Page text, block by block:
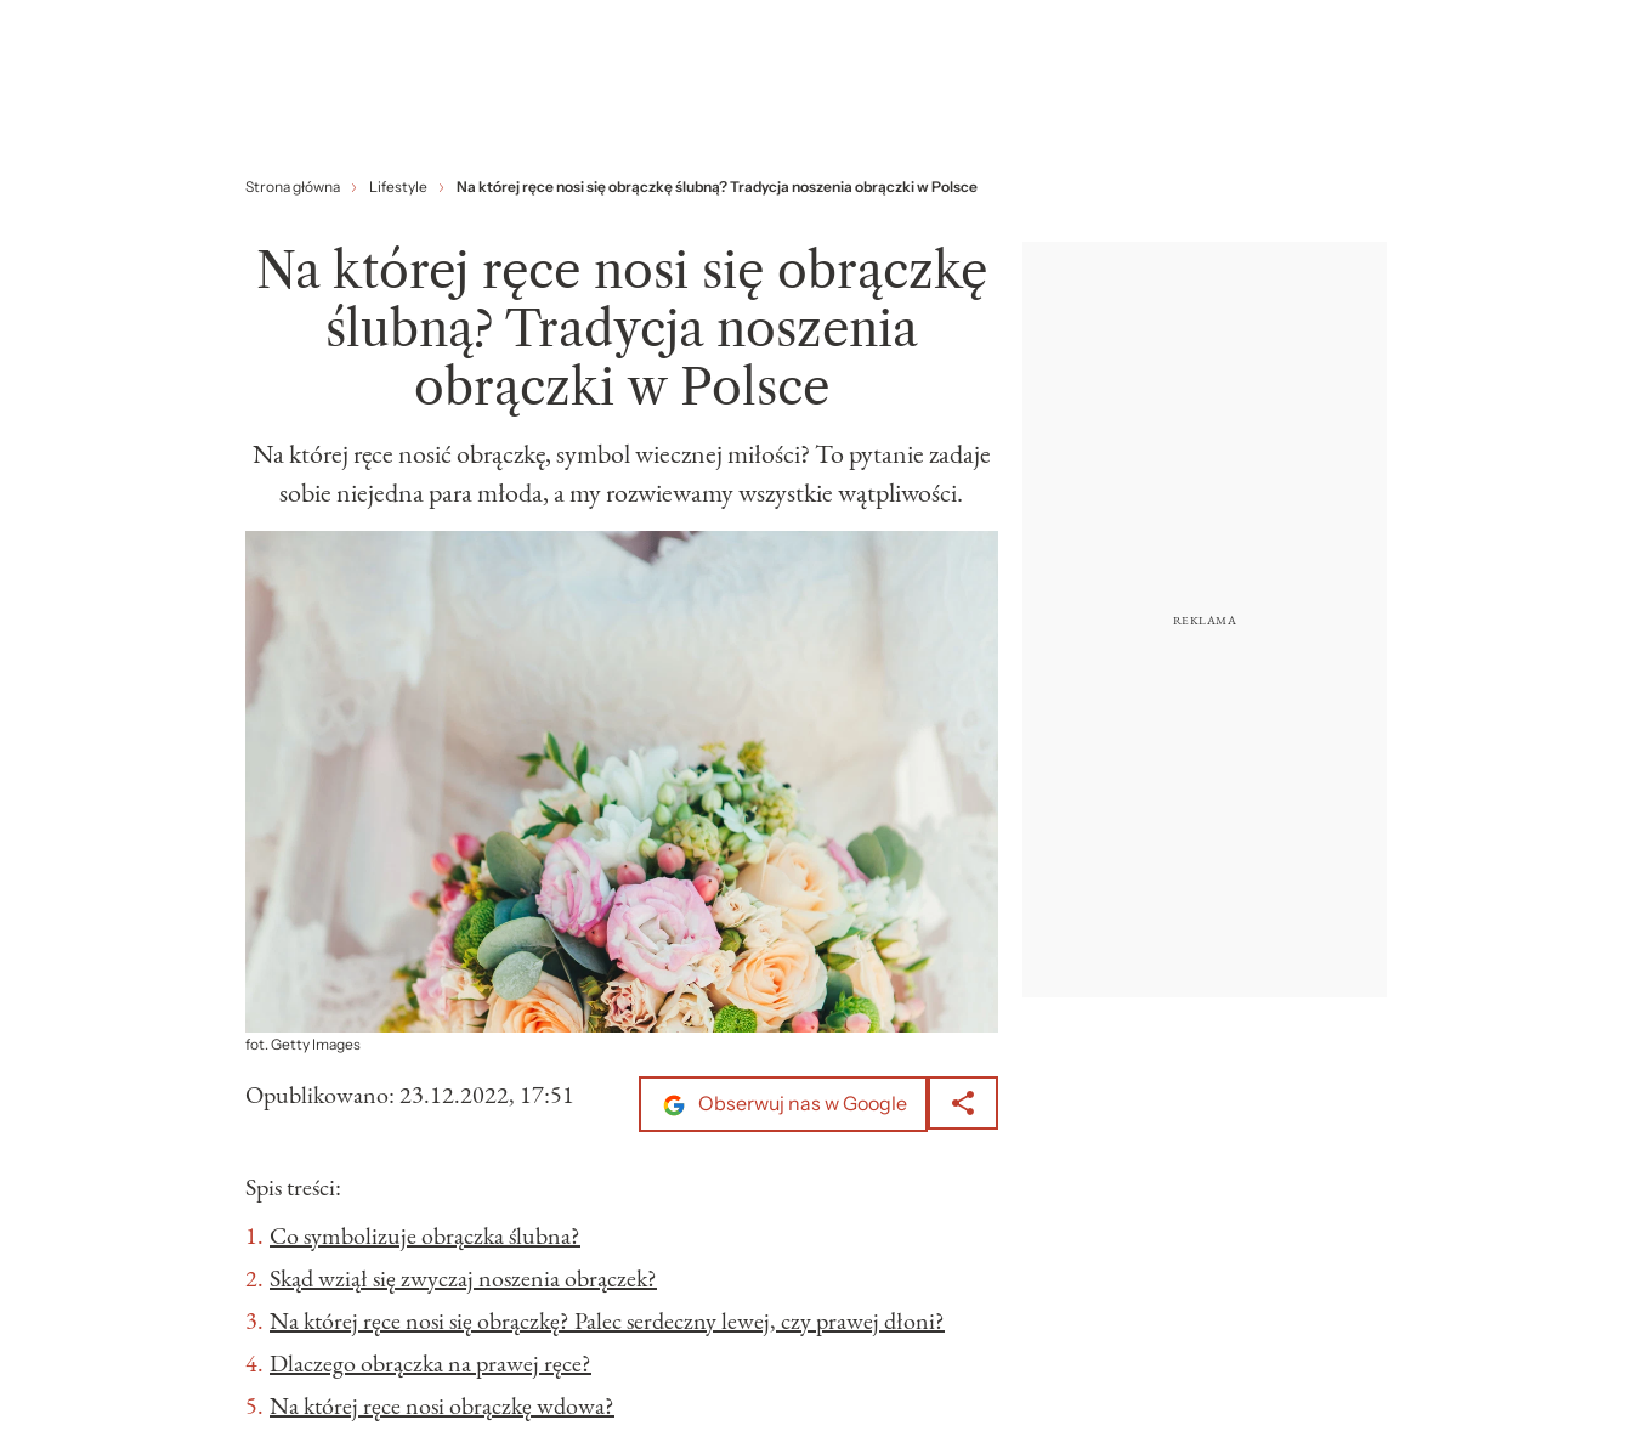
Strona główna Lifestyle Na której ręce nosi się obrączkę ślubną? Tradycja noszenia obrączki w Polsce
Na której ręce nosi się obrączkę
ślubną? Tradycja noszenia
obrączki w Polsce
Na której ręce nosić obrączkę, symbol wiecznej miłości? To pytanie zadaje
sobie niejedna para młoda, a my rozwiewamy wszystkie wątpliwości.
fot. Getty Images
Opublikowano:23.12.2022, 17:51 Obserwuj nas w Google
Spis treści:
Co symbolizuje obrączka ślubna?
Skąd wziął się zwyczaj noszenia obrączek?
Na której ręce nosi się obrączkę? Palec serdeczny lewej, czy prawej dłoni?
Dlaczego obrączka na prawej ręce?
Na której ręce nosi obrączkę wdowa?